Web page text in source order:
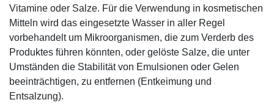
Vitamine oder Salze. Für die Verwendung in kosmetischen
Mitteln wird das eingesetzte Wasser in aller Regel
vorbehandelt um Mikroorganismen, die zum Verderb des
Produktes führen könnten, oder gelöste Salze, die unter
Umständen die Stabilität von Emulsionen oder Gelen
beeinträchtigen, zu entfernen (Entkeimung und
Entsalzung).